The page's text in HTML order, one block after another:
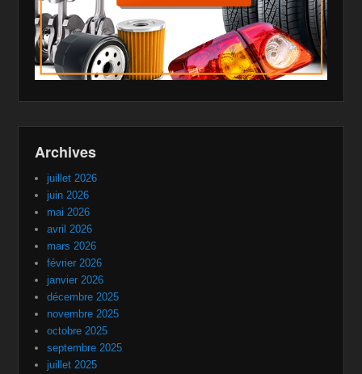
Archives
juillet 2026
juin 2026
mai 2026
avril 2026
mars 2026
février 2026
janvier 2026
décembre 2025
novembre 2025
octobre 2025
septembre 2025
juillet 2025